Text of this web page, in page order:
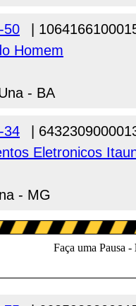
50
|
Homem
- BA
34
|
Eletronicos
- MG